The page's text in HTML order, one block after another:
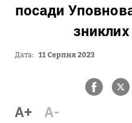
посади
зниклих
Дата: 11 Серпня 2023
A+ A-